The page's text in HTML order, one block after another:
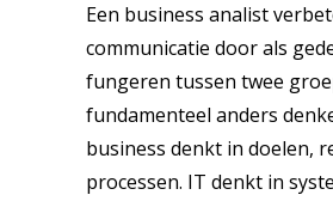
Een business analist
communicatie door als
fungeren tussen twee
fundamenteel anders
business denkt in doelen,
processen. IT denkt in